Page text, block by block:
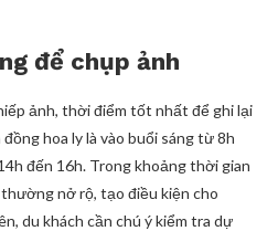
để chụp ảnh
ảnh, thời điểm tốt nhất để ghi lại
hoa ly là vào buổi sáng từ 8h
đến 16h. Trong khoảng thời gian
nở rộ, tạo điều kiện cho
du khách cần chú ý kiểm tra dự